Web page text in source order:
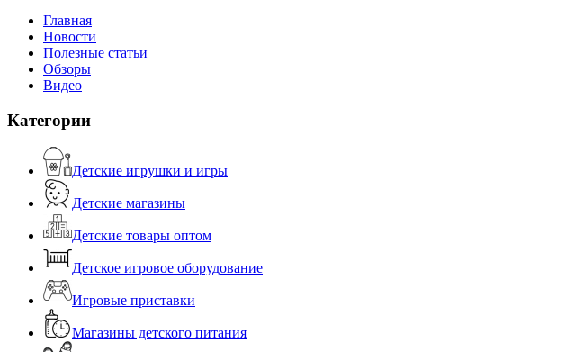
Главная
Новости
Полезные статьи
Обзоры
Видео
Категории
Детские игрушки и игры
Детские магазины
Детские товары оптом
Детское игровое оборудование
Игровые приставки
Магазины детского питания